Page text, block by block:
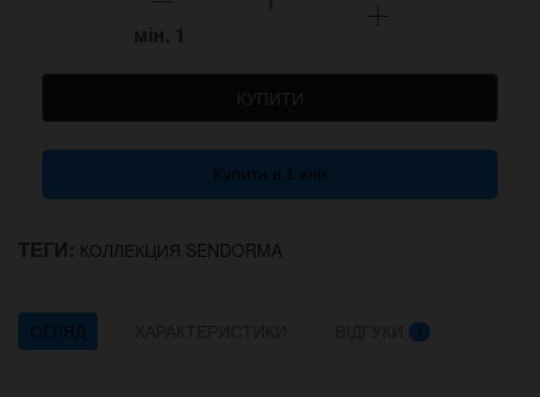
мін. 1
КУПИТИ
Купити в 1 клік
ТЕГИ: КОЛЛЕКЦИЯ SENDORMA
ОГЛЯД 1